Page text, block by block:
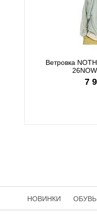
НОВИНКИ ОБУВЬ